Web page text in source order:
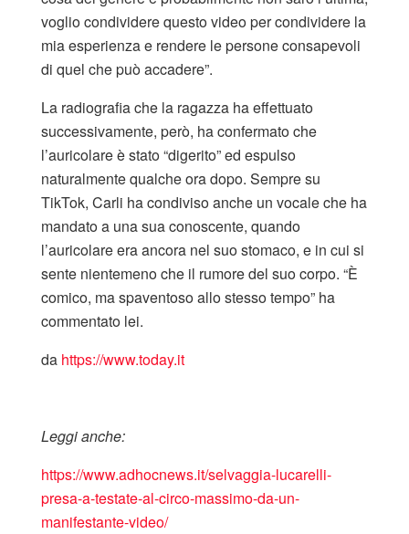
voglio condividere questo video per condividere la
mia esperienza e rendere le persone consapevoli
di quel che può accadere”.
La radiografia che la ragazza ha effettuato
successivamente, però, ha confermato che
l’auricolare è stato “digerito” ed espulso
naturalmente qualche ora dopo. Sempre su
TikTok, Carli ha condiviso anche un vocale che ha
mandato a una sua conoscente, quando
l’auricolare era ancora nel suo stomaco, e in cui si
sente nientemeno che il rumore del suo corpo. “È
comico, ma spaventoso allo stesso tempo” ha
commentato lei.
da https://www.today.it
Leggi anche:
https://www.adhocnews.it/selvaggia-lucarelli-
presa-a-testate-al-circo-massimo-da-un-
manifestante-video/